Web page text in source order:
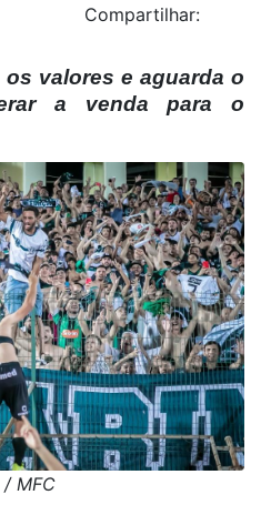
Compartilhar:
valores e aguarda o
a venda para o
/ MFC